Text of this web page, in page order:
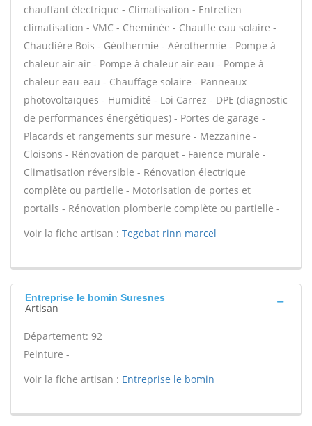
chauffant électrique - Climatisation - Entretien
climatisation - VMC - Cheminée - Chauffe eau solaire -
Chaudière Bois - Géothermie - Aérothermie - Pompe à
chaleur air-air - Pompe à chaleur air-eau - Pompe à
chaleur eau-eau - Chauffage solaire - Panneaux
photovoltaïques - Humidité - Loi Carrez - DPE (diagnostic
de performances énergétiques) - Portes de garage -
Placards et rangements sur mesure - Mezzanine -
Cloisons - Rénovation de parquet - Faïence murale -
Climatisation réversible - Rénovation électrique
complète ou partielle - Motorisation de portes et
portails - Rénovation plomberie complète ou partielle -
Voir la fiche artisan : Tegebat rinn marcel
Entreprise le bomin Suresnes
Artisan
Département: 92
Peinture -
Voir la fiche artisan : Entreprise le bomin